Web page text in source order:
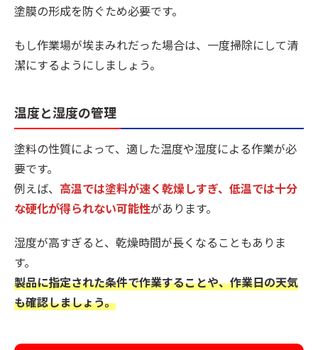
塗膜の形成を防ぐため必要です。
もし作業場が埃まみれだった場合は、一度掃除にして清
潔にするようにしましょう。
温度と湿度の管理
塗料の性質によって、適した温度や湿度による作業が必
要です。
例えば、 高温では塗料が速く乾燥しすぎ、低温では十分
な硬化が得られない可能性があります。
湿度が高すぎると、乾燥時間が長くなることもありま
す。
製品に指定された条件で作業することや、作業日の天気
も確認しましょう。